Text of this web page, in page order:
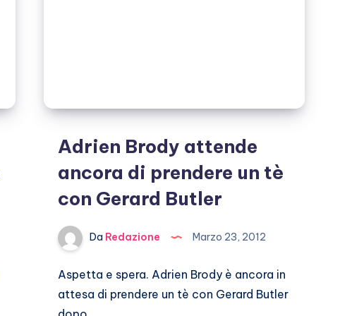
Adrien Brody attende
ancora di prendere un tè
con Gerard Butler
Da Redazione Marzo 23, 2012
Aspetta e spera. Adrien Brody è ancora in
attesa di prendere un tè con Gerard Butler